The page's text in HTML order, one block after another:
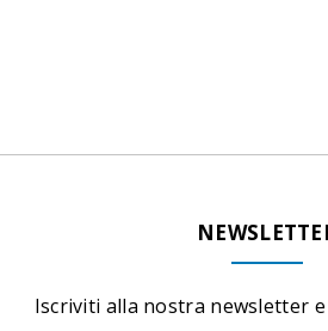
Iscriviti alla nostra newsletter